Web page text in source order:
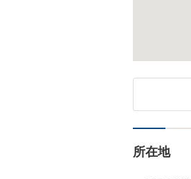
所在地